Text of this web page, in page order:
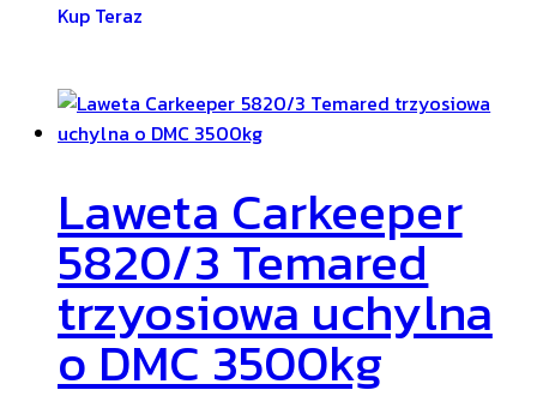
Kup Teraz
Laweta Carkeeper
5820/3 Temared
trzyosiowa uchylna
o DMC 3500kg